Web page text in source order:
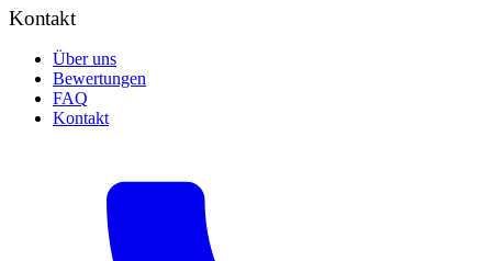
Kontakt
Über uns
Bewertungen
FAQ
Kontakt